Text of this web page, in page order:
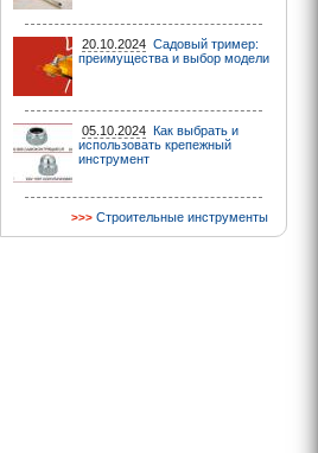
20.10.2024 Садовый тример:
преимущества и выбор модели
05.10.2024 Как выбрать и
использовать крепежный
инструмент
Строительные инструменты